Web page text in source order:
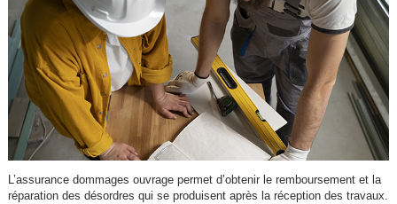
L’assurance dommages ouvrage permet d’obtenir le remboursement et la
réparation des désordres qui se produisent après la réception des travaux.